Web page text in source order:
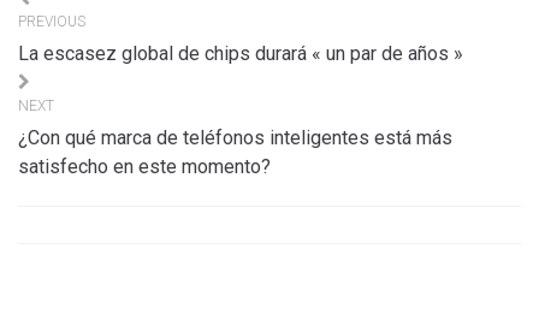
de
l’article
PREVIOUS
La escasez global de chips durará « un par de años »
NEXT
¿Con qué marca de teléfonos inteligentes está más
satisfecho en este momento?